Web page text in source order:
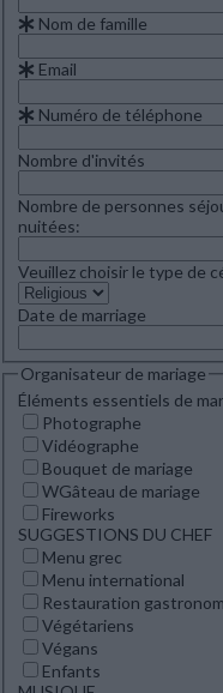
Nom de famille
Email
Numéro de téléphone
Nombre d'invités
Nombre de personnes
nuitées:
Veuillez choisir le type de
Date de marriage
Organisateur de mariage
Éléments essentiels de
Photographe
Vidéographe
Bouquet de mariage
WGâteau de mariage
Fireworks
SUGGESTIONS DU CHEF
Menu grec
Menu international
Restauration
Végétariens
Végans
Enfants